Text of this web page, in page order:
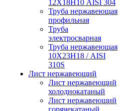
12Х18Н10 AISI 304
Труба нержавеющая
профильная
Труба
электросварная
Труба нержавеющая
10Х23Н18 / AISI
310S
Лист нержавеющий
Лист нержавеющий
холоднокатаный
Лист нержавеющий
горячекатаный